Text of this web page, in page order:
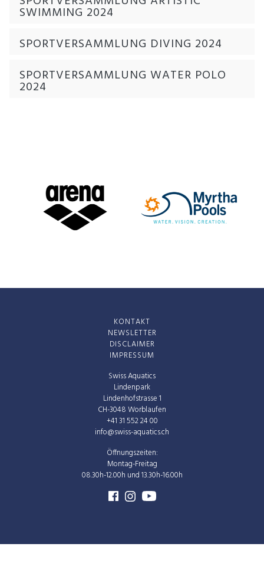
SWIMMING 2024
SPORTVERSAMMLUNG DIVING 2024
SPORTVERSAMMLUNG WATER POLO
2024
Swiss Aquatics
Lindenpark
Lindenhofstrasse 1
CH-3048 Worblaufen
+41 31 552 24 00
info@swiss-aquatics.ch
Öffnungszeiten:
Montag-Freitag
08.30h-12.00h und 13.30h-16.00h
KONTAKT
NEWSLETTER
DISCLAIMER
IMPRESSUM